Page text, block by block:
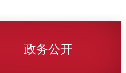
政务公开